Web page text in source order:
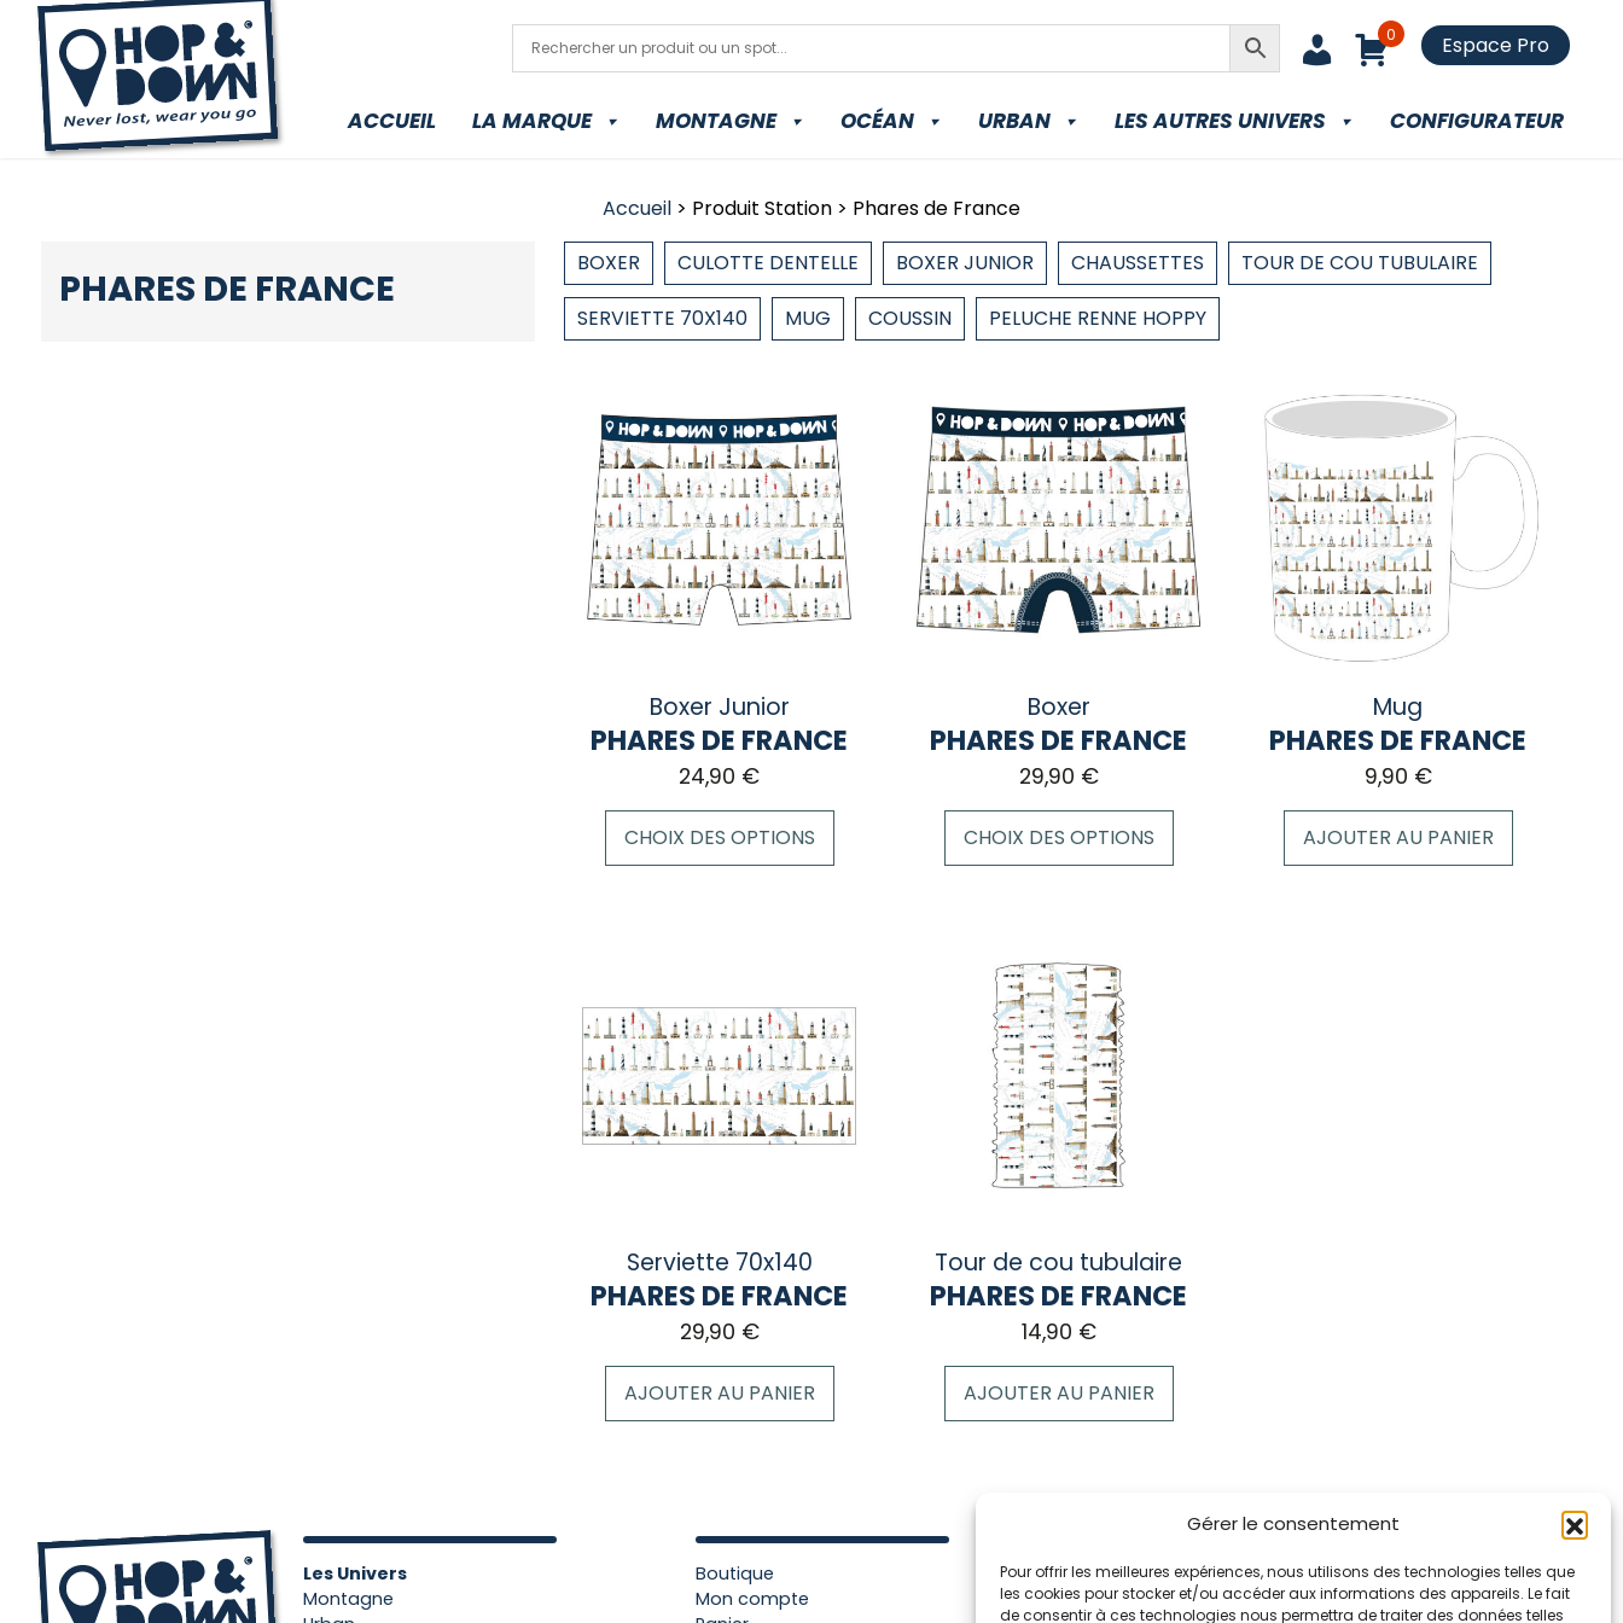
Gérer le consentement
Pour offrir les meilleures expériences, nous utilisons des technologies telles que
les cookies pour stocker et/ou accéder aux informations des appareils. Le fait
de consentir à ces technologies nous permettra de traiter des données telles
0 Espace Pro
ACCUEIL LA MARQUE MONTAGNE OCÉAN URBAN LES AUTRES UNIVERS CONFIGURATEUR
Accueil > Produit Station > Phares de France
PHARES DE FRANCE
BOXER CULOTTE DENTELLE BOXER JUNIOR CHAUSSETTES
TOUR DE COU TUBULAIRE
SERVIETTE 70X140
MUG COUSSIN PELUCHE RENNE HOPPY
Boxer Junior
PHARES DE FRANCE
24,90 €
CHOIX DES OPTIONS
variations.
Les
options
peuvent
être
produit
Boxer
PHARES DE FRANCE
29,90 €
CHOIX DES OPTIONS
variations.
produit
Mug
PHARES DE FRANCE
9,90 €
AJOUTER AU PANIER
Serviette 70x140
PHARES DE FRANCE
29,90 €
AJOUTER AU PANIER
Tour de cou tubulaire
PHARES DE FRANCE
14,90 €
AJOUTER AU PANIER
Les Univers
Montagne
Boutique
Mon compte
Accueil
La marque Hop & Down